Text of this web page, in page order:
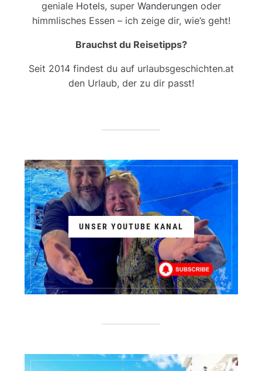
geniale Hotels, super Wanderungenoder
himmlisches Essen – ich zeige dir, wie’s geht!
Brauchst du Reisetipps?
Seit 2014 findest du auf urlaubsgeschichten.at
den Urlaub, der zu dir passt!
UNSER YOUTUBE KANAL